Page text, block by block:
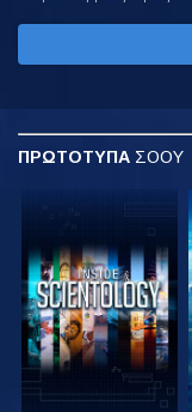
ΠΡΩΤΟΤΥΠΑ ΣΟΟΥ